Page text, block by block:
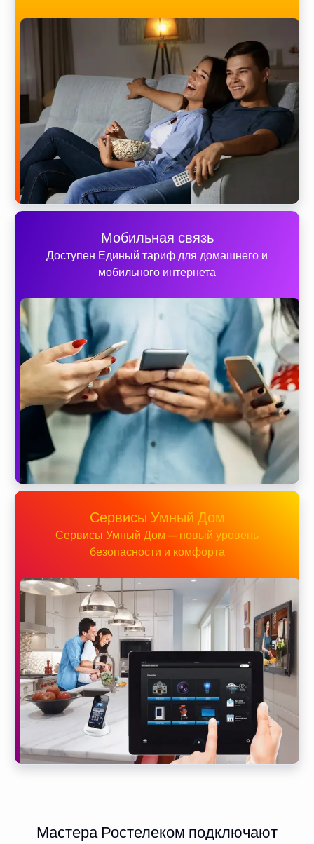
Мобильная связь
Доступен Единый тариф для домашнего и
мобильного интернета
Сервисы Умный Дом
Сервисы Умный Дом — новый уровень
безопасности и комфорта
Мастера Ростелеком подключают